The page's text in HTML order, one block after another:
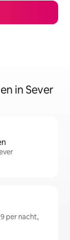
in Sever
per nacht,